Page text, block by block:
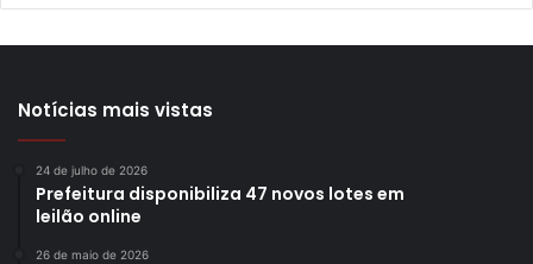
Notícias mais vistas
24 de julho de 2026
Prefeitura disponibiliza 47 novos lotes em
leilão online
26 de maio de 2026